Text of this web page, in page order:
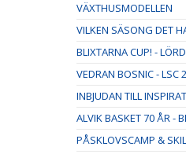
VÄXTHUSMODELLEN
VILKEN SÄSONG DET
BLIXTARNA CUP! -
VEDRAN BOSNIC - LSC
INBJUDAN TILL
ALVIK BASKET 70 ÅR -
PÅSKLOVSCAMP &